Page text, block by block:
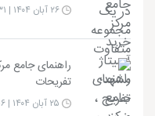
راهنمای جامع
تفریحات